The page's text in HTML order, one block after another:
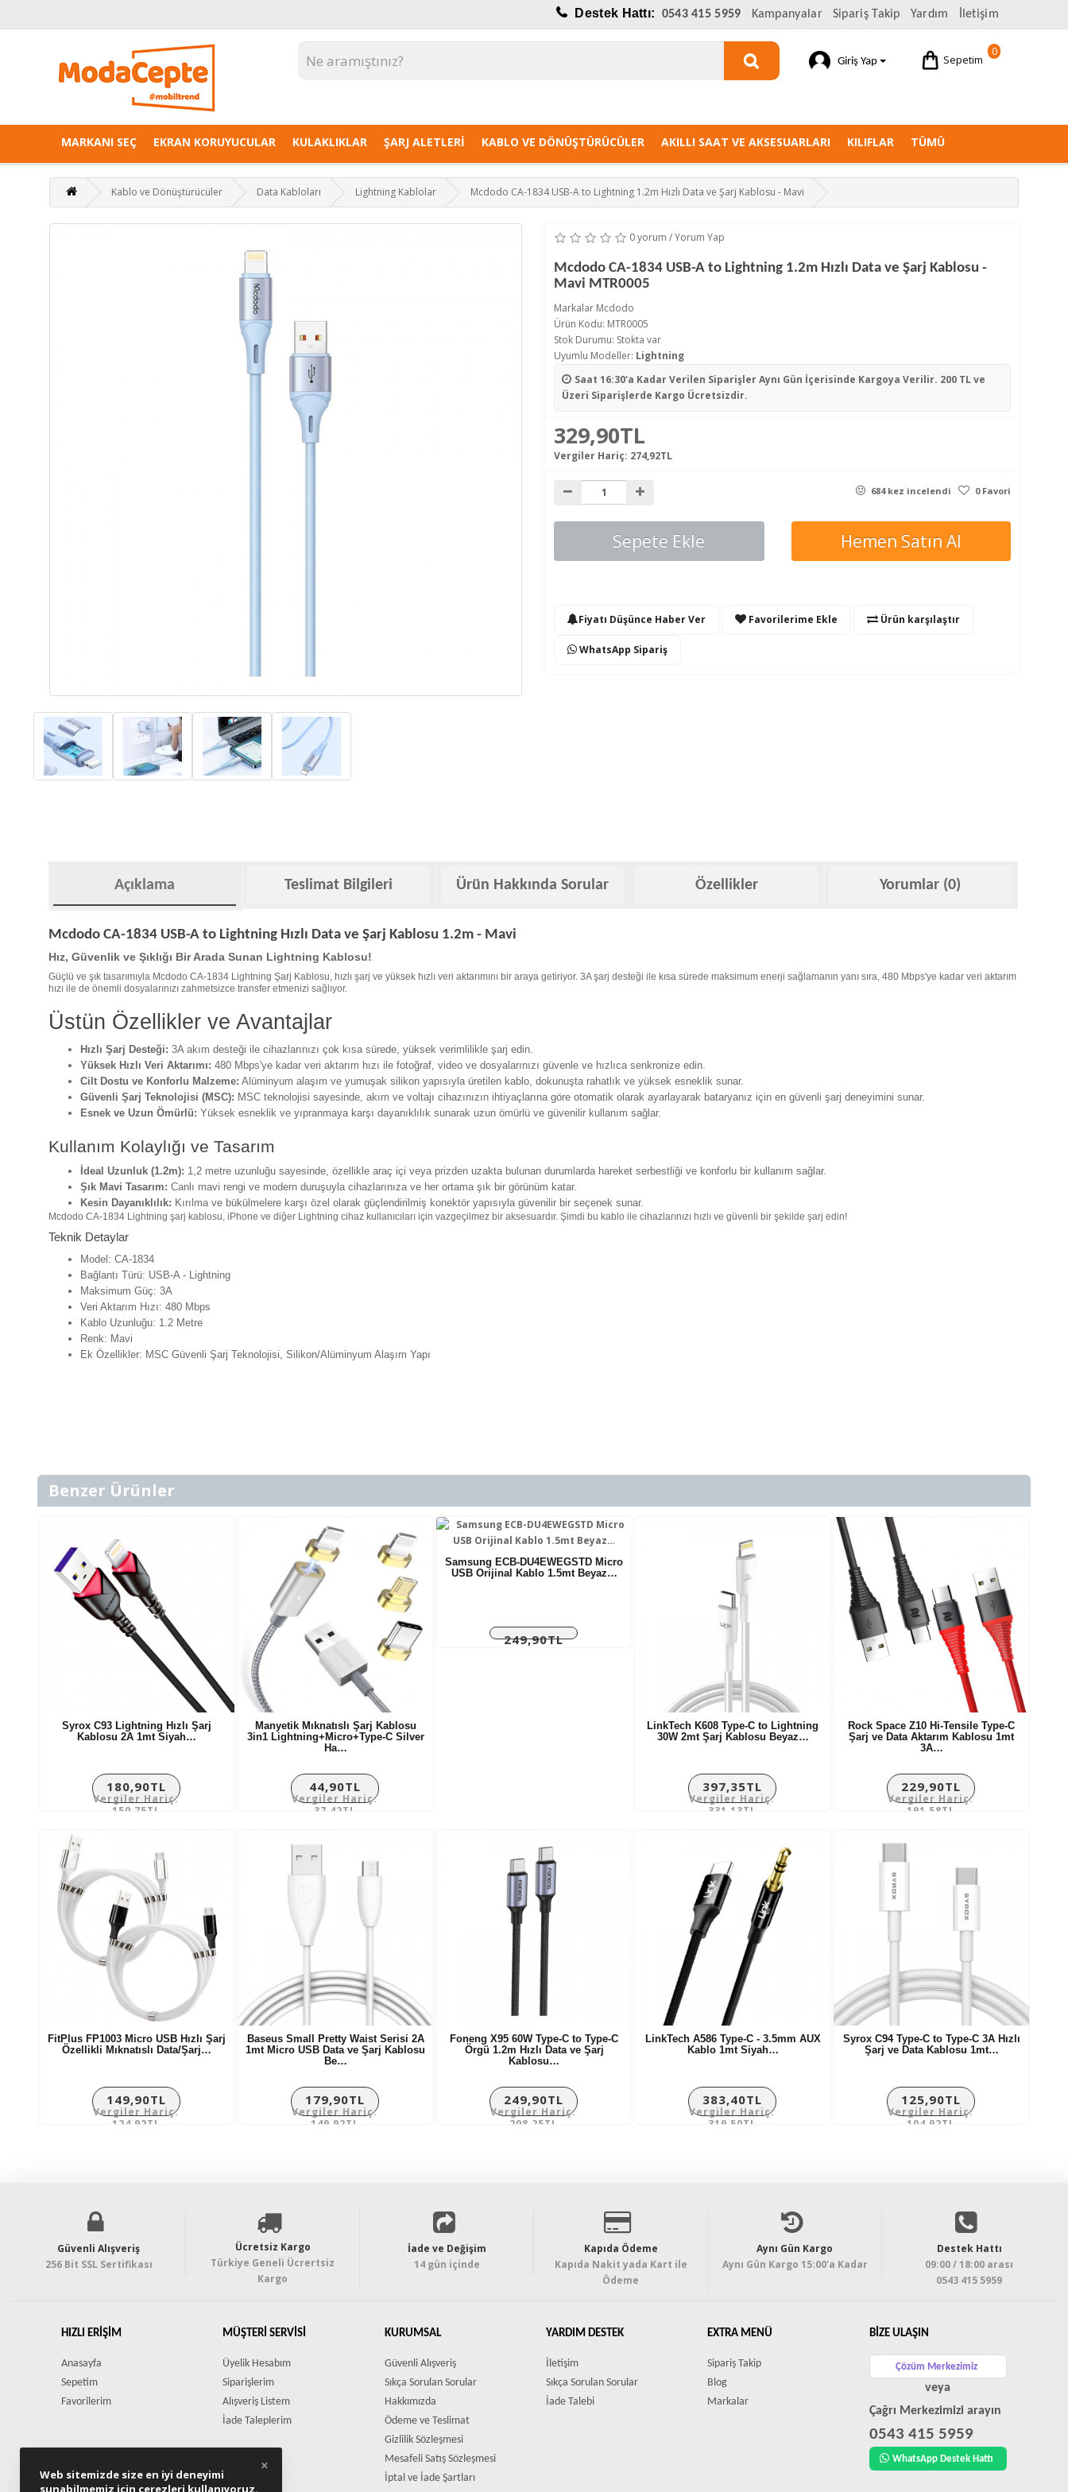
Destek Hattı: 0543 415 5959 Kampanyalar Sipariş Takip Yardım İletişim
0
Sepetim
Giriş Yap
MARKANI SEÇ EKRAN KORUYUCULAR KULAKLIKLAR ŞARJ ALETLERI KABLO VE DÖNÜŞTÜRÜCÜLER AKILLI SAAT VE AKSESUARLARI KILIFLAR TÜMÜ
Kablo ve Dönüştürücüler Data Kabloları Lightning Kablolar Mcdodo CA-1834 USB-A to Lightning 1.2m Hızlı Data ve Şarj Kablosu - Mavi
0 yorum /Yorum Yap
Mcdodo CA-1834 USB-A to Lightning 1.2m Hızlı Data ve Şarj Kablosu -
Mavi MTR0005
Markalar Mcdodo
Ürün Kodu: MTR0005
Stok Durumu: Stokta var
Uyumlu Modeller: Lightning
Saat 16:30'a Kadar Verilen SiparişlerAynı Gün İçerisinde Kargoya Verilir. 200 TL ve
Üzeri Siparişlerde Kargo Ücretsizdir.
329,90TL
Vergiler Hariç: 274,92TL
684 kez incelendi 0 Favori
Sepete Ekle Hemen Satın Al
Fiyatı Düşünce Haber Ver Favorilerime Ekle Ürün karşılaştır
WhatsApp Sipariş
Açıklama Teslimat Bilgileri Ürün Hakkında Sorular Özellikler Yorumlar (0)
Mcdodo CA-1834 USB-A to Lightning Hızlı Data ve Şarj Kablosu 1.2m - Mavi
Hız, Güvenlik ve Şıklığı Bir Arada Sunan Lightning Kablosu!
Güçlü ve şık tasarımıyla Mcdodo CA-1834 Lightning Şarj Kablosu, hızlı şarj ve yüksek hızlı veri aktarımını bir araya getiriyor. 3A şarj desteği ile kısa sürede maksimum enerji sağlamanın yanı sıra, 480 Mbps'ye kadar veri aktarım
hızı ile de önemli dosyalarınızı zahmetsizce transfer etmenizi sağlıyor.
Üstün Özellikler ve Avantajlar
Hızlı Şarj Desteği: 3A akım desteği ile cihazlarınızı çok kısa sürede, yüksek verimlilikle şarj edin.
Yüksek Hızlı Veri Aktarımı: 480 Mbps'ye kadar veri aktarım hızı ile fotoğraf, video ve dosyalarınızı güvenle ve hızlıca senkronize edin.
Cilt Dostu ve Konforlu Malzeme: Alüminyum alaşım ve yumuşak silikon yapısıyla üretilen kablo, dokunuşta rahatlık ve yüksek esneklik sunar.
Güvenli Şarj Teknolojisi (MSC): MSC teknolojisi sayesinde, akım ve voltajı cihazınızın ihtiyaçlarına göre otomatik olarak ayarlayarak bataryanız için en güvenli şarj deneyimini sunar.
Esnek ve Uzun Ömürlü: Yüksek esneklik ve yıpranmaya karşı dayanıklılık sunarak uzun ömürlü ve güvenilir kullanım sağlar.
Kullanım Kolaylığı ve Tasarım
İdeal Uzunluk (1.2m): 1,2 metre uzunluğu sayesinde, özellikle araç içi veya prizden uzakta bulunan durumlarda hareket serbestliği ve konforlu bir kullanım sağlar.
Şık Mavi Tasarım: Canlı mavi rengi ve modern duruşuyla cihazlarınıza ve her ortama şık bir görünüm katar.
Kesin Dayanıklılık: Kırılma ve bükülmelere karşı özel olarak güçlendirilmiş konektör yapısıyla güvenilir bir seçenek sunar.
Mcdodo CA-1834 Lightning şarj kablosu, iPhone ve diğer Lightning cihaz kullanıcıları için vazgeçilmez bir aksesuardır. Şimdi bu kablo ile cihazlarınızı hızlı ve güvenli bir şekilde şarj edin!
Teknik Detaylar
Model: CA-1834
Bağlantı Türü: USB-A - Lightning
Maksimum Güç: 3A
Veri Aktarım Hızı: 480 Mbps
Kablo Uzunluğu: 1.2 Metre
Renk: Mavi
Ek Özellikler: MSC Güvenli Şarj Teknolojisi, Silikon/Alüminyum Alaşım Yapı
Benzer Ürünler
Syrox C93 Lightning Hızlı Şarj
Kablosu 2A 1mt Siyah…
180,90TL
Vergiler Hariç:
150,75TL
Manyetik Mıknatıslı Şarj Kablosu
3in1 Lightning+Micro+Type-C Silver
Ha…
44,90TL
Vergiler Hariç:
37,42TL
Samsung ECB-DU4EWEGSTD Micro
USB Orijinal Kablo 1.5mt Beyaz…
249,90TL
LinkTech K608 Type-C to Lightning
30W 2mt Şarj Kablosu Beyaz…
397,35TL
Vergiler Hariç:
331,13TL
Rock Space Z10 Hi-Tensile Type-C
Şarj ve Data Aktarım Kablosu 1mt
3A…
229,90TL
Vergiler Hariç:
191,58TL
FitPlus FP1003 Micro USB Hızlı Şarj
Özellikli Mıknatıslı Data/Şarj…
149,90TL
Vergiler Hariç:
124,92TL
Baseus Small Pretty Waist Serisi 2A
1mt Micro USB Data ve Şarj Kablosu
Be…
179,90TL
Vergiler Hariç:
149,92TL
Foneng X95 60W Type-C to Type-C
Örgü 1.2m Hızlı Data ve Şarj
Kablosu…
249,90TL
Vergiler Hariç:
208,25TL
LinkTech A586 Type-C - 3.5mm AUX
Kablo 1mt Siyah…
383,40TL
Vergiler Hariç:
319,50TL
Syrox C94 Type-C to Type-C 3A Hızlı
Şarj ve Data Kablosu 1mt…
125,90TL
Vergiler Hariç:
104,92TL
Güvenli Alışveriş
256 Bit SSL Sertifikası
Ücretsiz Kargo
Türkiye Geneli Ücrertsiz
Kargo
İade ve Değişim
14 gün içinde
Kapıda Ödeme
Kapıda Nakit yada Kart ile
Ödeme
Aynı Gün Kargo
Aynı Gün Kargo 15:00'a Kadar
Destek Hattı
09:00 / 18:00 arası
0543 415 5959
HIZLI ERIŞIM
Anasayfa
Sepetim
Favorilerim
MÜŞTERI SERVISI
Üyelik Hesabım
Siparişlerim
Alışveriş Listem
İade Taleplerim
KURUMSAL
Güvenli Alışveriş
Sıkça Sorulan Sorular
Hakkımızda
Ödeme ve Teslimat
Gizlilik Sözleşmesi
Mesafeli Satış Sözleşmesi
İptal ve İade Şartları
YARDIM DESTEK
İletişim
Sıkça Sorulan Sorular
İade Talebi
EXTRA MENÜ
Sipariş Takip
Blog
Markalar
BIZE ULAŞIN
Çözüm Merkezimiz
veya
Çağrı Merkezimizi arayın
0543 415 5959
WhatsApp Destek Hattı
Web sitemizde size en iyi deneyimi
sunabilmemiz için çerezleri kullanıyoruz.
×